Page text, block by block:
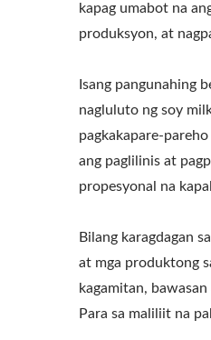
kapag umabot na
produksyon, at
Isang pangunahing
nagluluto ng soy
pagkakapare-
ang paglilinis at
propesyonal na
Bilang karagdagan
at mga produktong
kagamitan,
Para sa maliliit na